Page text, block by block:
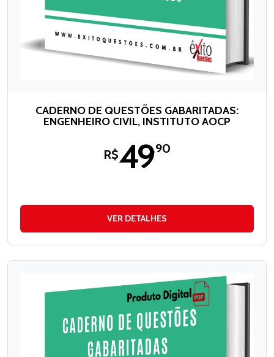
CADERNO DE QUESTÕES GABARITADAS:
ENGENHEIRO CIVIL, INSTITUTO AOCP
R$49,90
VER DETALHES